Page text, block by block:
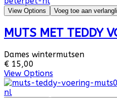
View Options Voeg toe aan
MUTS MET TEDDY
Dames wintermutsen
€ 15,00
View Options